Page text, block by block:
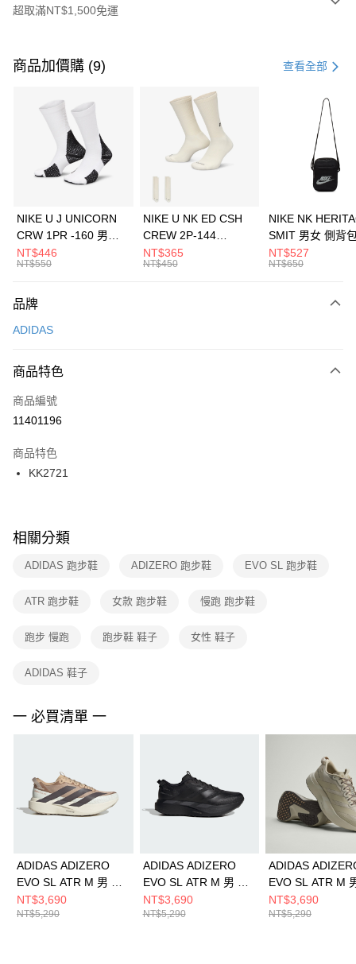
超取滿NT$1,500免運
信用卡一次付款
3 期 0 利率 每期 21家銀行
合作金庫商業銀行
第一商業銀行
華南商業銀行
彰化商業銀行
上海商業儲蓄銀行
元大商業銀行
台灣樂天信用卡公司
Apple Pay
全盈+PAY
AFTEE先享後付
【關於「AFTEE先享後付」】
便利好安心！
３．安心：先確認商品／服務後，再付款。
【「AFTEE先享後付」結帳流程】
１．於結帳方式選擇「AFTEE先享後付」後，將跳轉至「AFTEE先享後付」
２．訂單成立數日內，您將收到繳費通知簡訊。
３．收到繳費通知簡訊後14天內，點擊此簡訊中的連結，可透過四大超商／
ATM／網路銀行／等多元方式進行付款，方視為交易完成。
※ 交易是否成功請以「AFTEE先享後付 」之結帳頁面顯示為準，若有關於
是否繳費成功／繳費後需取消欲退款等相關疑問，請聯繫「AFTEE先享後付
客戶支援中心」https://netprotections.freshdesk.com/support/home
１．透過由恩沛科技股份有限公司提供之「AFTEE先享後付」服務完成之交
權轉讓予恩沛科技股份有限公司。
３．未成年的使用者請事先徵得法定代理人或監護人之同意方可使用
４．使用「AFTEE先享後付」時，將依據個別帳號之用戶狀況，依本公司即
時審查核予不同之上限額度；若仍有額度不足之情形，本公司將視審查結果
５．嚴禁一人註冊多個帳號或使用他人資訊註冊。若發現惡意使用之情形，
恩沛科技股份有限公司將有權停止該用戶之使用額度並採取法律行動。
運送方式
每筆NT$100，滿NT$1,500(含以上)免運費
宅配
每筆NT$100，滿NT$1,500(含以上)免運費
付款後門市自取
每筆NT$100，滿NT$1,500(含以上)免運費
商品加價購 (9) 查看全部
NIKE U J UNICORN
CRW 1PR -160 男女
中統襪 FZ3393100
NT$446
NT$550
NIKE U NK ED CSH
CREW 2P-144
EMBRDY 男女 短統襪
FZ3073133
NT$365
NT$450
NIKE NK
SMIT 男女 側背
BA5871010
NT$527
NT$650
品牌
ADIDAS
商品特色
商品編號
11401196
商品特色
KK2721
相關分類
ADIDAS 跑步鞋 ADIZERO 跑步鞋 EVO SL 跑步鞋
ATR 跑步鞋 女款 跑步鞋 慢跑 跑步鞋
跑步 慢跑 跑步鞋 鞋子 女性 鞋子
ADIDAS 鞋子
一 必買清單 一
ADIDAS ADIZERO
EVO SL ATR M 男 跑
步鞋 KK2690
NT$3,690
NT$5,290
ADIDAS ADIZERO
EVO SL ATR M 男 跑
步鞋 KK2685
NT$3,690
NT$5,290
ADIDAS
EVO SL ATR M
步鞋 KK2688
NT$3,690
NT$5,290